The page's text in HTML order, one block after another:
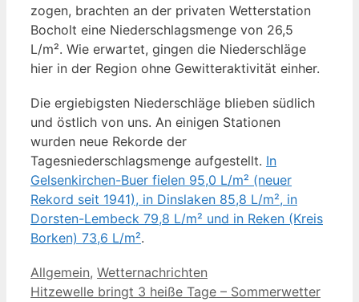
zogen, brachten an der privaten Wetterstation
Bocholt eine Niederschlagsmenge von 26,5
L/m². Wie erwartet, gingen die Niederschläge
hier in der Region ohne Gewitteraktivität einher.
Die ergiebigsten Niederschläge blieben südlich
und östlich von uns. An einigen Stationen
wurden neue Rekorde der
Tagesniederschlagsmenge aufgestellt. In
Gelsenkirchen-Buer fielen 95,0 L/m² (neuer
Rekord seit 1941), in Dinslaken 85,8 L/m², in
Dorsten-Lembeck 79,8 L/m² und in Reken (Kreis
Borken) 73,6 L/m².
Kategorien
Allgemein, Wetternachrichten
Hitzewelle bringt 3 heiße Tage – Sommerwetter